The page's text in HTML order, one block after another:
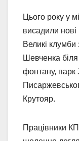
Цього року у
висадили нові
Великі клумби
Шевченка
фонтану, парк
Крутояр.
Працівники